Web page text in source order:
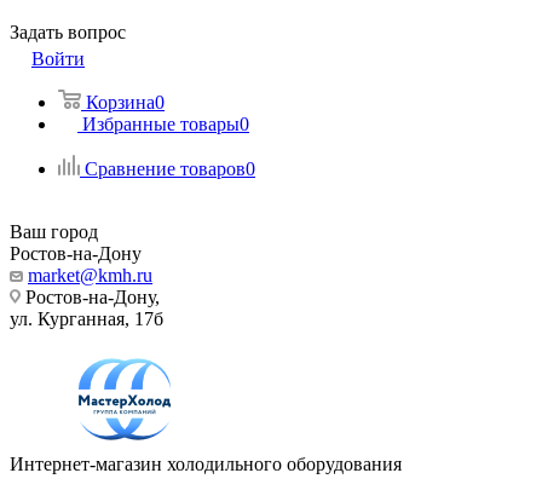
Задать вопрос
Войти
Корзина0
Избранные товары0
Сравнение товаров0
Ваш город
Ростов-на-Дону
market@kmh.ru
Ростов-на-Дону,
ул. Курганная, 17б
Интернет-магазин холодильного оборудования